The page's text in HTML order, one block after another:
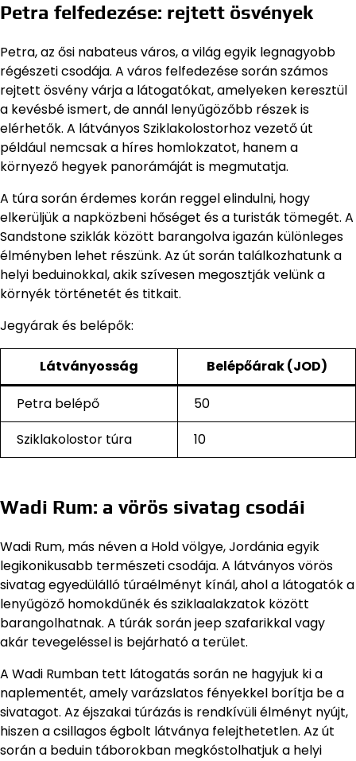
Petra felfedezése: rejtett ösvények
Petra, az ősi nabateus város, a világ egyik legnagyobb
régészeti csodája. A város felfedezése során számos
rejtett ösvény várja a látogatókat, amelyeken keresztül
a kevésbé ismert, de annál lenyűgözőbb részek is
elérhetők. A látványos Sziklakolostorhoz vezető út
például nemcsak a híres homlokzatot, hanem a
környező hegyek panorámáját is megmutatja.
A túra során érdemes korán reggel elindulni, hogy
elkerüljük a napközbeni hőséget és a turisták tömegét. A
Sandstone sziklák között barangolva igazán különleges
élményben lehet részünk. Az út során találkozhatunk a
helyi beduinokkal, akik szívesen megosztják velünk a
környék történetét és titkait.
Jegyárak és belépők:
Látványosság Belépőárak (JOD)
Petra belépő
50
Sziklakolostor túra
10
Wadi Rum: a vörös sivatag csodái
Wadi Rum, más néven a Hold völgye, Jordánia egyik
legikonikusabb természeti csodája. A látványos vörös
sivatag egyedülálló túraélményt kínál, ahol a látogatók a
lenyűgöző homokdűnék és sziklaalakzatok között
barangolhatnak. A túrák során jeep szafarikkal vagy
akár tevegeléssel is bejárható a terület.
A Wadi Rumban tett látogatás során ne hagyjuk ki a
naplementét, amely varázslatos fényekkel borítja be a
sivatagot. Az éjszakai túrázás is rendkívüli élményt nyújt,
hiszen a csillagos égbolt látványa felejthetetlen. Az út
során a beduin táborokban megkóstolhatjuk a helyi